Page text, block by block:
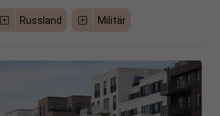
Russland Militär